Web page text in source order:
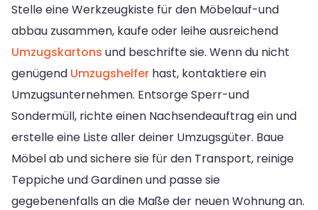
Stelle eine Werkzeugkiste für den Möbelauf-und
abbau zusammen, kaufe oder leihe ausreichend
Umzugskartons und beschrifte sie. Wenn du nicht
genügend Umzugshelfer hast, kontaktiere ein
Umzugsunternehmen. Entsorge Sperr-und
Sondermüll, richte einen Nachsendeauftrag ein und
erstelle eine Liste aller deiner Umzugsgüter. Baue
Möbel ab und sichere sie für den Transport, reinige
Teppiche und Gardinen und passe sie
gegebenenfalls an die Maße der neuen Wohnung an.